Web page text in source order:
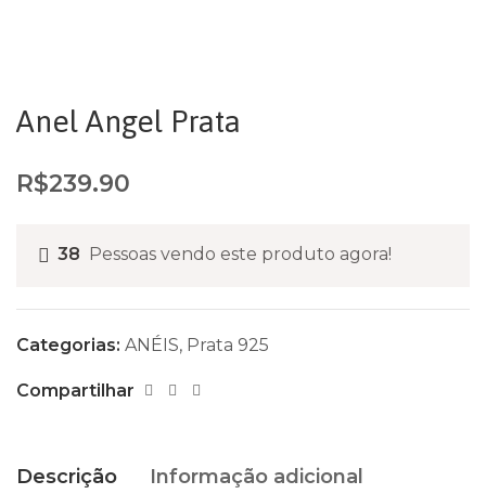
Anel Angel Prata
R$239.90
38 Pessoas vendo este produto agora!
Categorias: ANÉIS, Prata 925
Compartilhar
Descrição Informação adicional